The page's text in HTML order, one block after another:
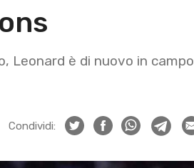
Leonard è di nuovo in campo
Condividi: